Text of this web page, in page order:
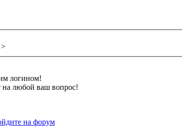
>
логином!
на любой ваш вопрос!
на форум